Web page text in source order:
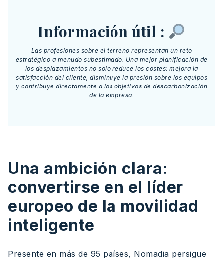
Información útil :
Las profesiones sobre el terreno representan un reto
estratégico a menudo subestimado. Una mejor planificación de
los desplazamientos no solo reduce los costes: mejora la
satisfacción del cliente, disminuye la presión sobre los equipos
y contribuye directamente a los objetivos de descarbonización
de la empresa.
Una ambición clara:
convertirse en el líder
europeo de la movilidad
inteligente
Presente en más de 95 países, Nomadia persigue